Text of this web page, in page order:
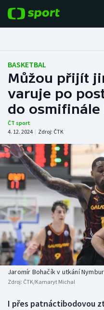
Fotbal
Hokej
Tenis
Atletika
Cyklistika
DALŠÍ SPORTY
Americký fotbal
Baseball a softbal
Basketbal
Biatlon
NEPŘEHLÉDNĚTE
Soutěže
Historické návraty
Aplikace ČT sport
BASKETBAL
Můžou přijít
varuje po
do osmifinále
ČT sport
4. 12. 2024 | Zdroj: ČTK
Jaromír Bohačík v utkání
Zdroj: ČTK/Kamaryt Michal
I přes patnáctibodovou